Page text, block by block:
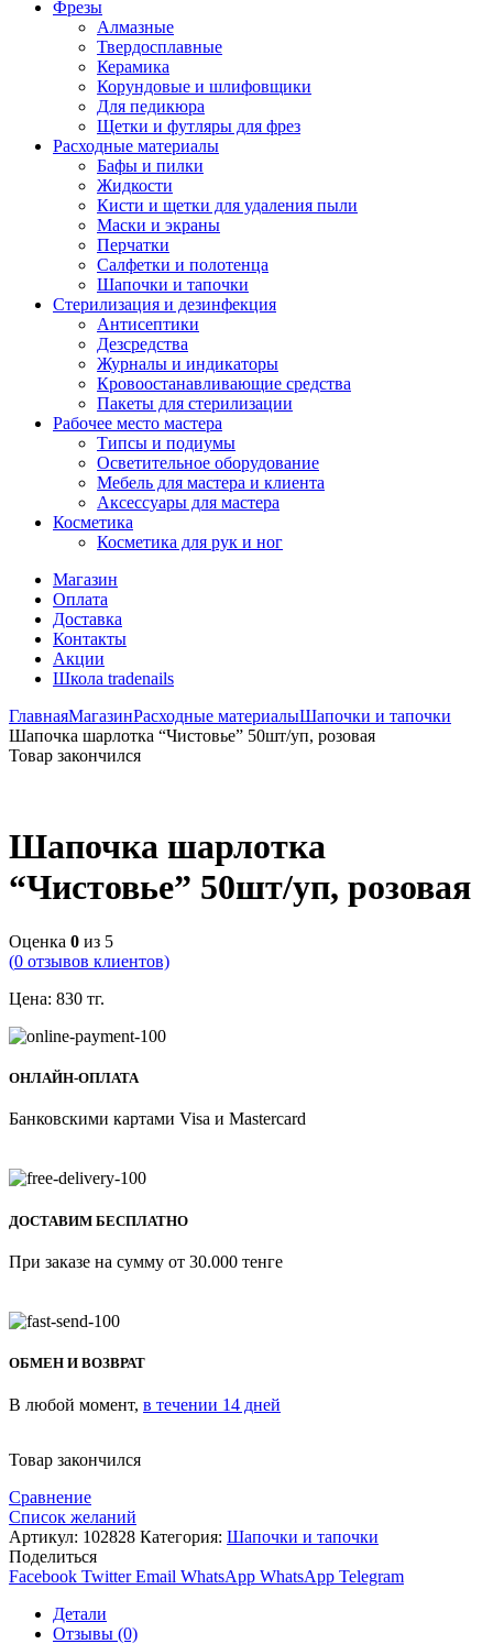
Фрезы
Алмазные
Твердосплавные
Керамика
Корундовые и шлифовщики
Для педикюра
Щетки и футляры для фрез
Расходные материалы
Бафы и пилки
Жидкости
Кисти и щетки для удаления пыли
Маски и экраны
Перчатки
Салфетки и полотенца
Шапочки и тапочки
Стерилизация и дезинфекция
Антисептики
Дезсредства
Журналы и индикаторы
Кровоостанавливающие средства
Пакеты для стерилизации
Рабочее место мастера
Типсы и подиумы
Осветительное оборудование
Мебель для мастера и клиента
Аксессуары для мастера
Косметика
Косметика для рук и ног
Магазин
Оплата
Доставка
Контакты
Акции
Школа tradenails
ГлавнаяМагазинРасходные материалыШапочки и тапочки
Шапочка шарлотка “Чистовье” 50шт/уп, розовая
Товар закончился
Шапочка шарлотка
“Чистовье” 50шт/уп, розовая
Оценка 0 из 5
(0 отзывов клиентов)
Цена: 830 тг.
ОНЛАЙН-ОПЛАТА
Банковскими картами Visa и Mastercard
ДОСТАВИМ БЕСПЛАТНО
При заказе на сумму от 30.000 тенге
ОБМЕН И ВОЗВРАТ
В любой момент, в течении 14 дней
Товар закончился
Сравнение
Список желаний
Артикул: 102828 Категория: Шапочки и тапочки
Поделиться
Facebook Twitter Email WhatsApp WhatsApp Telegram
Детали
Отзывы (0)